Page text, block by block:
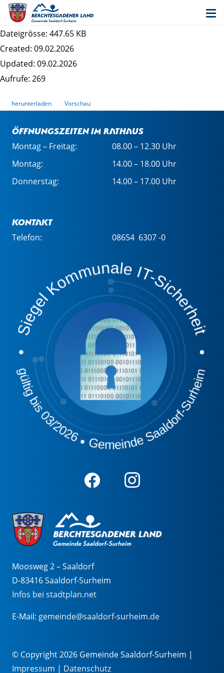
Bekanntmachung Beteiligung Am Bahnhof
Südost
Dateigrösse: 447.65 KB
Created: 09.02.2026
Updated: 09.02.2026
Aufrufe: 269
herunterladen Vorschau
Öffnungszeiten im Rathaus
Montag – Freitag:
08.00 – 12.30 Uhr
Montag:
14.00 – 18.00 Uhr
Donnerstag:
14.00 – 17.00 Uhr
Kontakt
Telefon: 08654 6307 -0
Moosweg 2 – Saaldorf
D-83416 Saaldorf-Surheim
Infos bei stadtplan.net
E-Mail: gemeinde@saaldorf-surheim.de
© Copyright 2026 Gemeinde Saaldorf-Surheim |
Impressum | Datenschutz